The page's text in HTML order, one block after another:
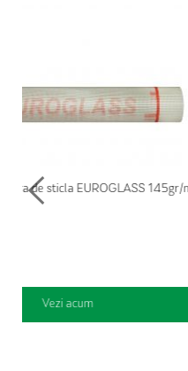
HAP1- Coltar